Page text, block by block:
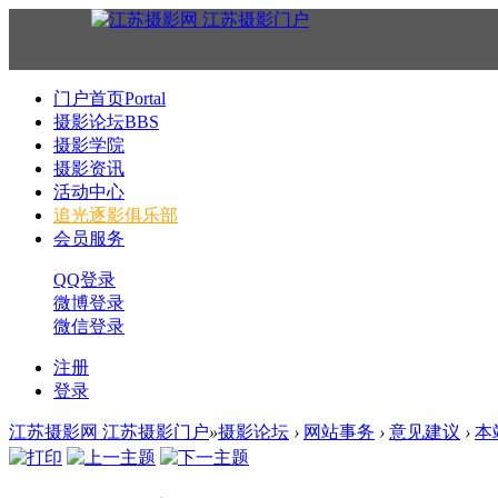
门户首页Portal
摄影论坛BBS
摄影学院
摄影资讯
活动中心
追光逐影俱乐部
会员服务
QQ登录
微博登录
微信登录
注册
登录
江苏摄影网 江苏摄影门户»摄影论坛 › 网站事务 › 意见建议 › 本